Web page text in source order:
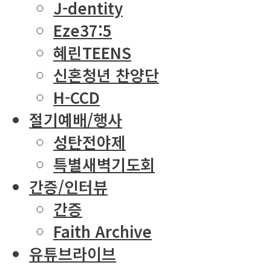
J-dentity
Eze37:5
혜린TEENS
신혼청년 찬양단
H-CCD
절기예배/행사
성탄전야제
특별새벽기도회
간증/인터뷰
간증
Faith Archive
유튜브라이브